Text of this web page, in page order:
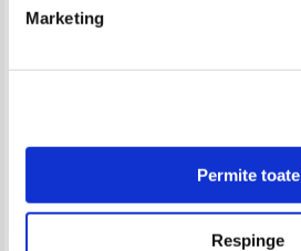
Marketing
Permite toate
Respinge
bibliofila, 1973